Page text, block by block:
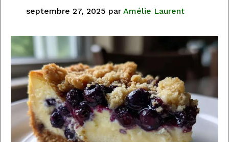
septembre 27, 2025 par Amélie Laurent